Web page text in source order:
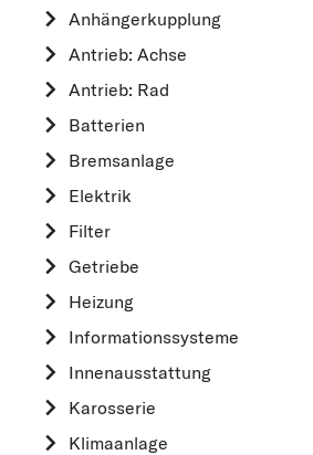
Anhängerkupplung
Antrieb: Achse
Antrieb: Rad
Batterien
Bremsanlage
Elektrik
Filter
Getriebe
Heizung
Informationssysteme
Innenausstattung
Karosserie
Klimaanlage